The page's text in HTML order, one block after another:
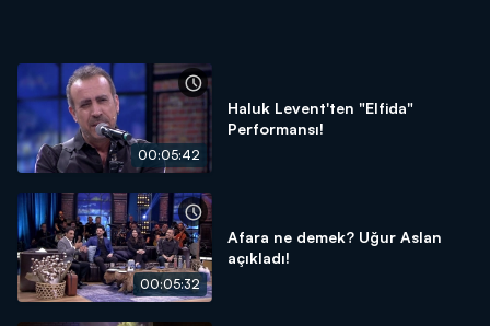
00:05:42
Haluk Levent'ten "Elfida"
Performansı!
00:05:32
Afara ne demek? Uğur Aslan
açıkladı!